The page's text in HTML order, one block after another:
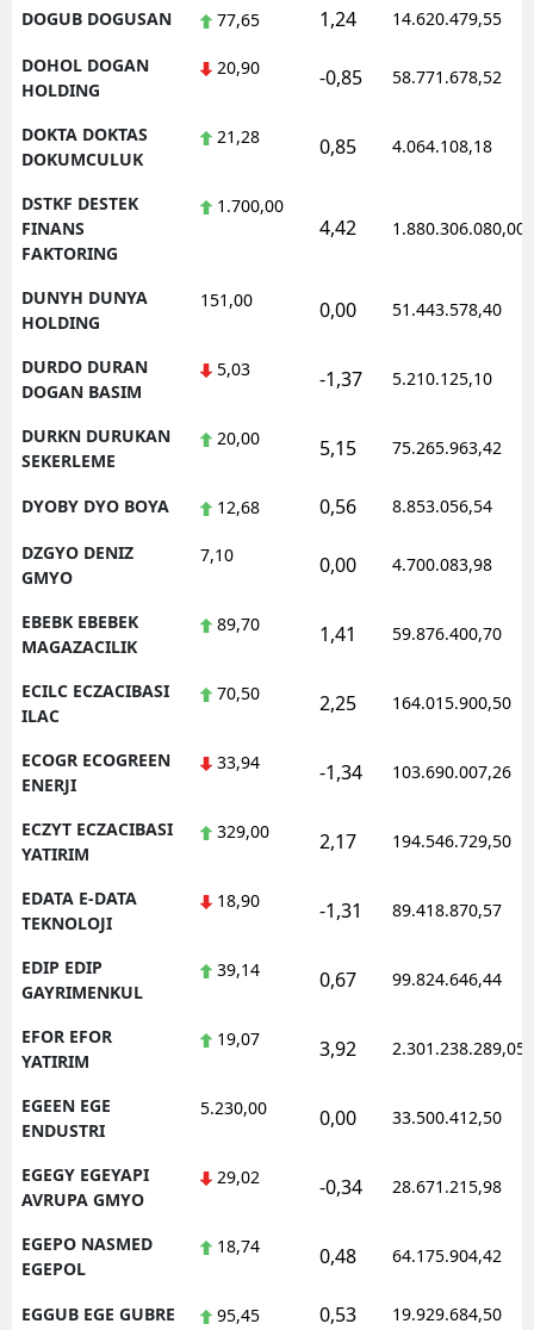
DOGUB DOGUSAN 77,65 1,24 14.620.479,55
DOHOL DOGAN
HOLDING
20,90 -0,85 58.771.678,52
DOKTA DOKTAS
DOKUMCULUK
21,28 0,85 4.064.108,18
DSTKF DESTEK
FINANS
FAKTORING
1.700,00
4,42 1.880.306.080,00
DUNYH DUNYA
HOLDING
151,00 0,00 51.443.578,40
DURDO DURAN
DOGAN BASIM
5,03 -1,37 5.210.125,10
DURKN DURUKAN
SEKERLEME
20,00 5,15 75.265.963,42
DYOBY DYO BOYA 12,68 0,56 8.853.056,54
DZGYO DENIZ
GMYO
7,10 0,00 4.700.083,98
EBEBK EBEBEK
MAGAZACILIK
89,70 1,41 59.876.400,70
ECILC ECZACIBASI
ILAC
70,50 2,25 164.015.900,50
ECOGR ECOGREEN
ENERJI
33,94 -1,34 103.690.007,26
ECZYT ECZACIBASI
YATIRIM
329,00 2,17 194.546.729,50
EDATA E-DATA
TEKNOLOJI
18,90 -1,31 89.418.870,57
EDIP EDIP
GAYRIMENKUL
39,14 0,67 99.824.646,44
EFOR EFOR
YATIRIM
19,07 3,92 2.301.238.289,05
EGEEN EGE
ENDUSTRI
5.230,00 0,00 33.500.412,50
EGEGY EGEYAPI
AVRUPA GMYO
29,02 -0,34 28.671.215,98
EGEPO NASMED
EGEPOL
18,74 0,48 64.175.904,42
EGGUB EGE GUBRE 95,45 0,53 19.929.684,50